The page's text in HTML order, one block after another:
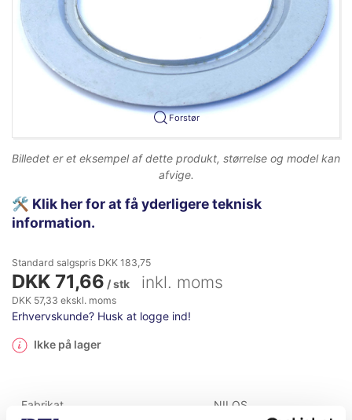
Forstør
Billedet er et eksempel af dette produkt, størrelse og model kan
afvige.
🛠️ Klik her for at få yderligere teknisk
information.
Standard salgspris DKK 183,75
DKK 71,66 / stk inkl. moms
DKK 57,33 ekskl. moms
Erhvervskunde? Husk at logge ind!
Ikke på lager
Fabrikat NILOS